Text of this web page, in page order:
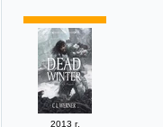
2013 г.